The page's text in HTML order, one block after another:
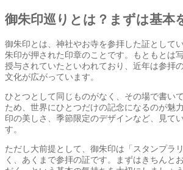
御朱印巡りとは？まずは基本
御朱印とは、神社やお寺を参拝した証として
朱印が押された印章のことです。もともとは
授与されていたといわれており、近年は参拝
文化が広がっています。
ひとつとして同じものがなく、その場で書い
ため、世界にひとつだけの記念になるのが魅
印の美しさ、季節限定のデザインなど、見て
す。
ただし大前提として、御朱印は「スタンプラ
く、あくまで参拝の証です。まずはきちんと